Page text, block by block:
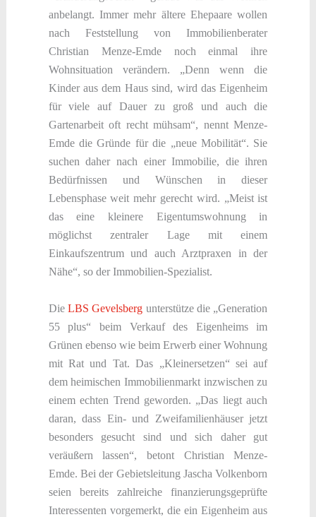
anbelangt. Immer mehr ältere Ehepaare wollen
nach Feststellung von Immobilienberater
Christian Menze-Emde noch einmal ihre
Wohnsituation verändern. „Denn wenn die
Kinder aus dem Haus sind, wird das Eigenheim
für viele auf Dauer zu groß und auch die
Gartenarbeit oft recht mühsam“, nennt Menze-
Emde die Gründe für die „neue Mobilität“. Sie
suchen daher nach einer Immobilie, die ihren
Bedürfnissen und Wünschen in dieser
Lebensphase weit mehr gerecht wird. „Meist ist
das eine kleinere Eigentumswohnung in
möglichst zentraler Lage mit einem
Einkaufszentrum und auch Arztpraxen in der
Nähe“, so der Immobilien-Spezialist.
Die LBS Gevelsberg unterstütze die „Generation
55 plus“ beim Verkauf des Eigenheims im
Grünen ebenso wie beim Erwerb einer Wohnung
mit Rat und Tat. Das „Kleinersetzen“ sei auf
dem heimischen Immobilienmarkt inzwischen zu
einem echten Trend geworden. „Das liegt auch
daran, dass Ein- und Zweifamilienhäuser jetzt
besonders gesucht sind und sich daher gut
veräußern lassen“, betont Christian Menze-
Emde. Bei der Gebietsleitung Jascha Volkenborn
seien bereits zahlreiche finanzierungsgeprüfte
Interessenten vorgemerkt, die ein Eigenheim aus